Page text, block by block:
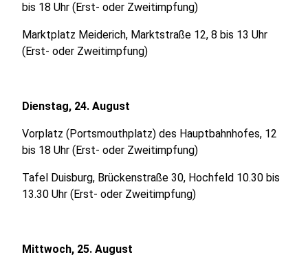
bis 18 Uhr (Erst- oder Zweitimpfung)
Marktplatz Meiderich, Marktstraße 12, 8 bis 13 Uhr
(Erst- oder Zweitimpfung)
Dienstag, 24. August
Vorplatz (Portsmouthplatz) des Hauptbahnhofes, 12
bis 18 Uhr (Erst- oder Zweitimpfung)
Tafel Duisburg, Brückenstraße 30, Hochfeld 10.30 bis
13.30 Uhr (Erst- oder Zweitimpfung)
Mittwoch, 25. August